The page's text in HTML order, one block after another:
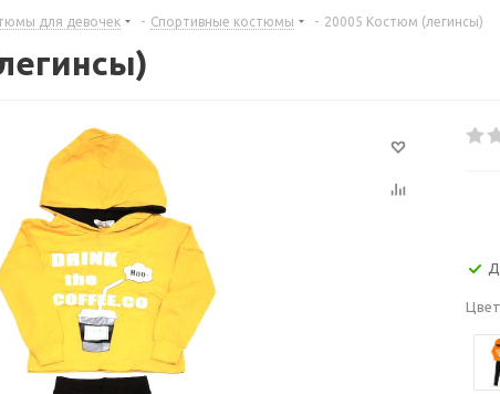
для девочек - Спортивные костюмы - 20005 Костюм (легинсы)